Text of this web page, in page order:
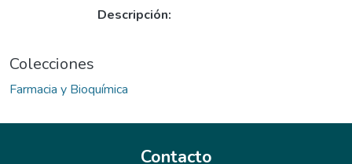
Descripción:
Colecciones
Farmacia y Bioquímica
Contacto